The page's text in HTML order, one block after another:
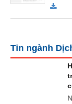
Tin ngành
phân
tích